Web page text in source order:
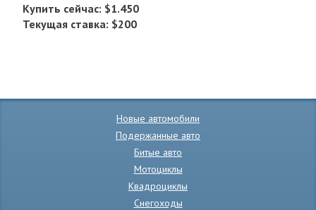
Купить сейчас: $1.450
Текущая ставка: $200
Новые автомобили
Подержанные авто
Битые авто
Мотоциклы
Квадроциклы
Снегоходы